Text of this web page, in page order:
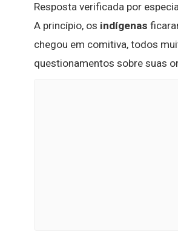
Resposta verificada por
A princípio, os indígenas
chegou em comitiva, todos
questionamentos sobre suas